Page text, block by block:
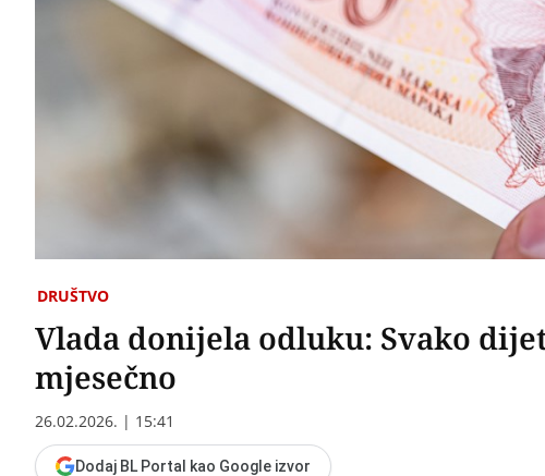
DRUŠTVO
Vlada donijela odluku: Svako
mjesečno
26.02.2026. | 15:41
Dodaj BL Portal kao Google izvor